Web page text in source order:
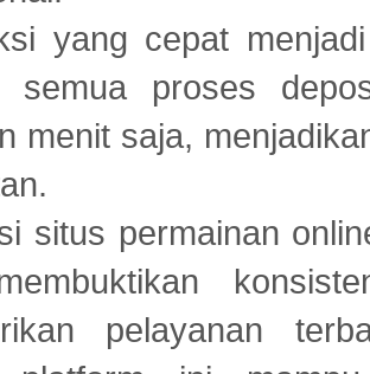
yang cepat
semua proses
menit saja,
situs permainan
pelayanan